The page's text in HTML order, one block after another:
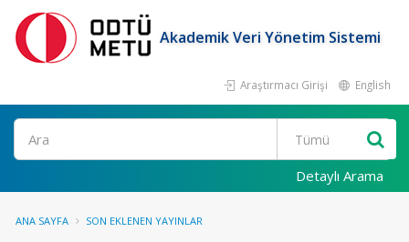
Akademik Veri Yönetim Sistemi
Araştırmacı Girişi English
Ara
Detaylı Arama
ANA SAYFA SON EKLENEN YAYINLAR